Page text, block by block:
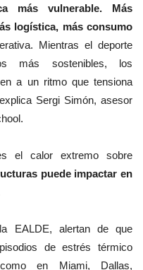
más vulnerable. Más
logística, más consumo
Mientras el deporte
más sostenibles, los
a un ritmo que tensiona
Sergi Simón, asesor
el calor extremo sobre
puede impactar en
EALDE, alertan de que
de estrés térmico
como en Miami, Dallas,